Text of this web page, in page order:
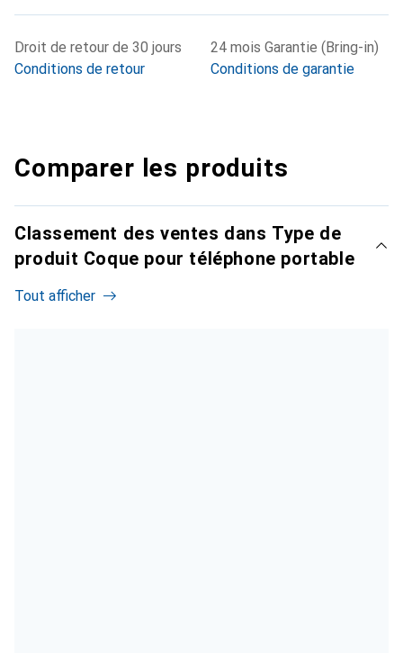
Droit de retour de 30 jours
Conditions de retour
24 mois Garantie (Bring-in)
Conditions de garantie
Comparer les produits
Classement des ventes dans Type de
produit Coque pour téléphone portable
Tout afficher